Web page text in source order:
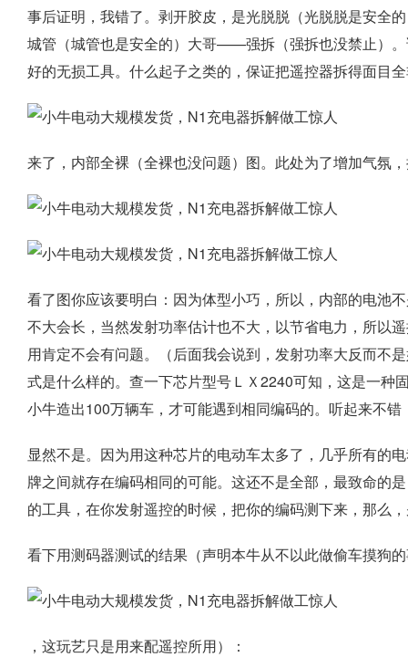
事后证明，我错了。剥开胶皮，是光脱脱（光脱脱是安全
城管（城管也是安全的）大哥——强拆（强拆也没禁止）
好的无损工具。什么起子之类的，保证把遥控器拆得面目
来了，内部全裸（全裸也没问题）图。此处为了增加气氛
看了图你应该要明白：因为体型小巧，所以，内部的电池
不大会长，当然发射功率估计也不大，以节省电力，所以
用肯定不会有问题。（后面我会说到，发射功率大反而不
式是什么样的。查一下芯片型号ＬＸ2240可知，这是一种
小牛造出100万辆车，才可能遇到相同编码的。听起来不
显然不是。因为用这种芯片的电动车太多了，几乎所有的
牌之间就存在编码相同的可能。这还不是全部，最致命的
的工具，在你发射遥控的时候，把你的编码测下来，那么
看下用测码器测试的结果（声明本牛从不以此做偷车摸狗
，这玩艺只是用来配遥控所用）：